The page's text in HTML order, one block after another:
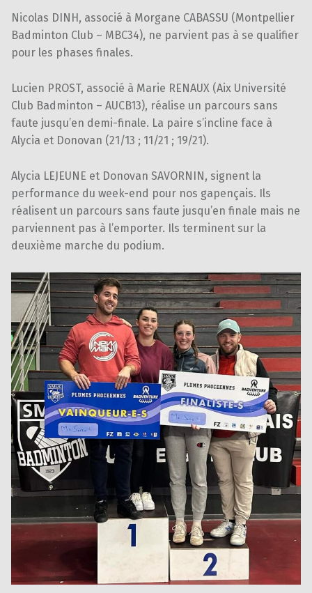
Nicolas DINH, associé à Morgane CABASSU (Montpellier
Badminton Club – MBC34), ne parvient pas à se qualifier
pour les phases finales.
Lucien PROST, associé à Marie RENAUX (Aix Université
Club Badminton – AUCB13), réalise un parcours sans
faute jusqu’en demi-finale. La paire s’incline face à
Alycia et Donovan (21/13 ; 11/21 ; 19/21).
Alycia LEJEUNE et Donovan SAVORNIN, signent la
performance du week-end pour nos gapençais. Ils
réalisent un parcours sans faute jusqu’en finale mais ne
parviennent pas à l’emporter. Ils terminent sur la
deuxième marche du podium.